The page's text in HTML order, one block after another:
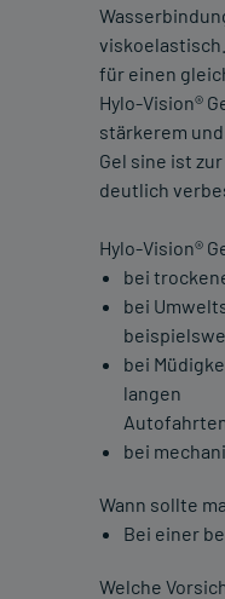
für einen
Hylo-Vision®
stärkerem
Gel sine ist
deutlich
Hylo-Vision®
bei
bei
bei
langen
bei
Wann sollte
Bei einer
Welche